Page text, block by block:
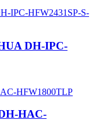
DH-IPC-
HAC-